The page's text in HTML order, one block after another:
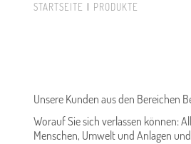
STARTSEITE PRODUKTE
Unsere Kunden aus den Bereichen
Worauf Sie sich verlassen können:
Menschen, Umwelt und Anlagen